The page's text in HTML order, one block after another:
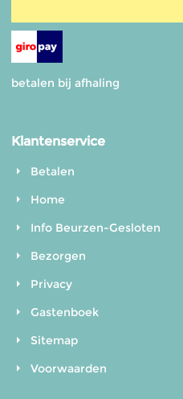
betalen bij afhaling
Klantenservice
Betalen
Home
Info Beurzen-Gesloten
Bezorgen
Privacy
Gastenboek
Sitemap
Voorwaarden